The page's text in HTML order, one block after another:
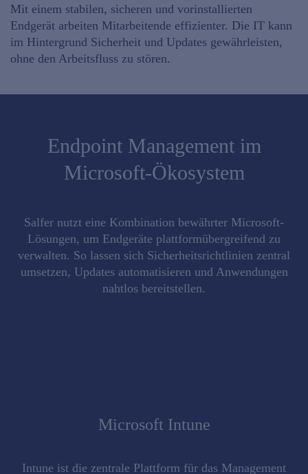
Mit einem stabilen, sicheren und vorinstallierten
Endgerät arbeiten Mitarbeitende effizienter. Die IT kann
im Hintergrund Sicherheit und Updates gewährleisten,
ohne den Arbeitsfluss zu stören.
Endpoint Management im
Microsoft-Ökosystem
Salfer nutzt eine Kombination bewährter Microsoft-
Lösungen, um Endgeräte plattformübergreifend zu
verwalten. So lassen sich Sicherheitsrichtlinien zentral
umsetzen, Updates automatisieren und Anwendungen
nahtlos bereitstellen.
Microsoft Intune
Intune ist die zentrale Plattform für das Management